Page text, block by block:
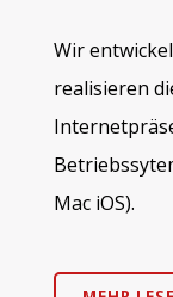
Wir
realisieren
Mac iOS).